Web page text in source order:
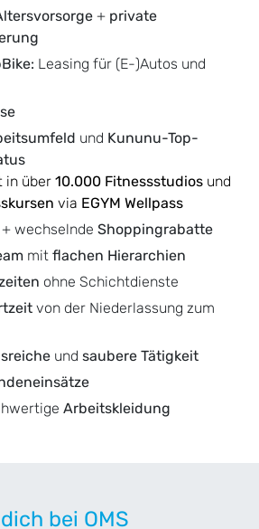
+ private
Leasing für (E-)Autos und
und Kununu-Top-
in über 10.000 Fitnessstudios und
via EGYM Wellpass
wechselnde Shoppingrabatte
mit flachen Hierarchien
ohne Schichtdienste
von der Niederlassung zum
und saubere Tätigkeit
Arbeitskleidung
bei OMS